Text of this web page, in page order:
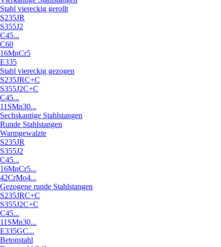
Stahl viereckig gerollt
S235JR
S355J2
C45...
C60
16MnCr5
E335
Stahl viereckig gezogen
S235JRC+C
S355J2C+C
C45...
11SMn30...
Sechskantige Stahlstangen
Runde Stahlstangen
Warmgewalzte
S235JR
S355J2
C45...
16MnCr5...
42CrMo4...
Gezogene runde Stahlstangen
S235JRC+C
S355J2C+C
C45...
11SMn30...
E335GC...
Betonstahl